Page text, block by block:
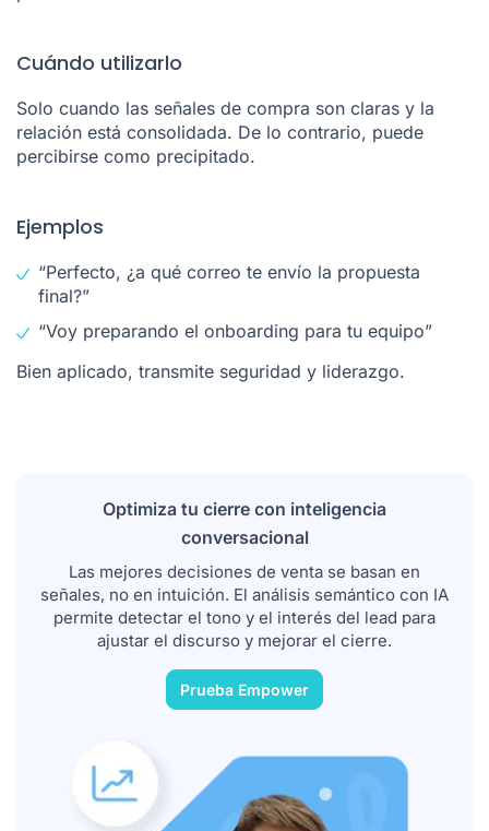
Cuándo utilizarlo
Solo cuando las señales de compra son claras y la
relación está consolidada. De lo contrario, puede
percibirse como precipitado.
Ejemplos
“Perfecto, ¿a qué correo te envío la propuesta
final?”
“Voy preparando el onboarding para tu equipo”
Bien aplicado, transmite seguridad y liderazgo.
Optimiza tu cierre con inteligencia
conversacional
Las mejores decisiones de venta se basan en
señales, no en intuición. El análisis semántico con IA
permite detectar el tono y el interés del lead para
ajustar el discurso y mejorar el cierre.
Prueba Empower